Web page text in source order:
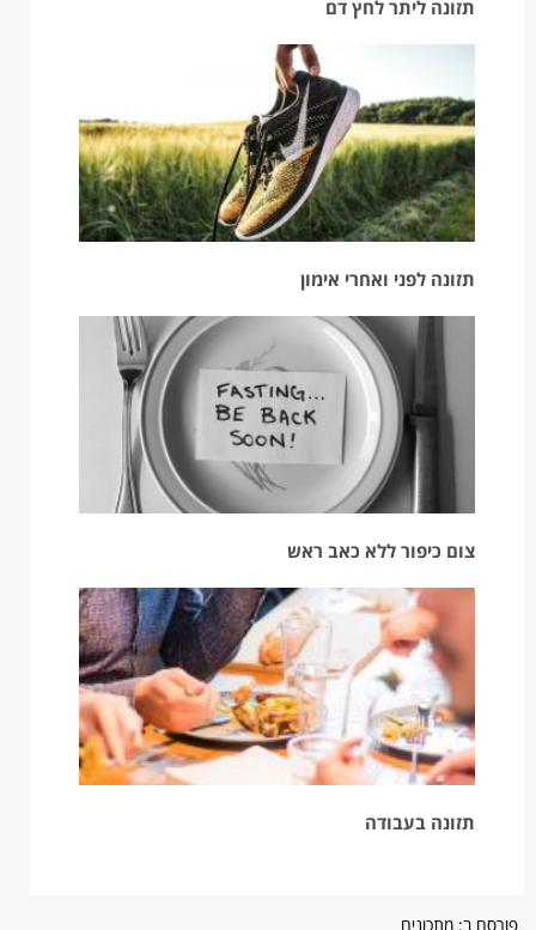
תזונה ליתר לחץ דם
תזונה לפני ואחרי אימון
צום כיפור ללא כאב ראש
תזונה בעבודה
פורסם ב: מתכונים